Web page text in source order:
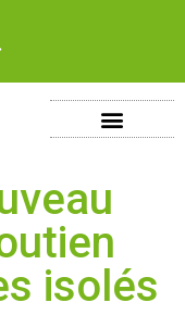
isolés